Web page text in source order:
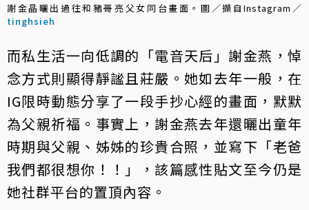
謝金晶曬出過往和豬哥亮父女同台畫面。圖／擷自Instagram／
tinghsieh
而私生活一向低調的「電音天后」謝金燕，悼
念方式則顯得靜謐且莊嚴。她如去年一般，在
IG限時動態分享了一段手抄心經的畫面，默默
為父親祈福。事實上，謝金燕去年還曬出童年
時期與父親、姊姊的珍貴合照，並寫下「老爸
我們都很想你！！」，該篇感性貼文至今仍是
她社群平台的置頂內容。